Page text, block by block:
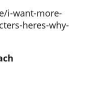
i-want-more-
heres-why-